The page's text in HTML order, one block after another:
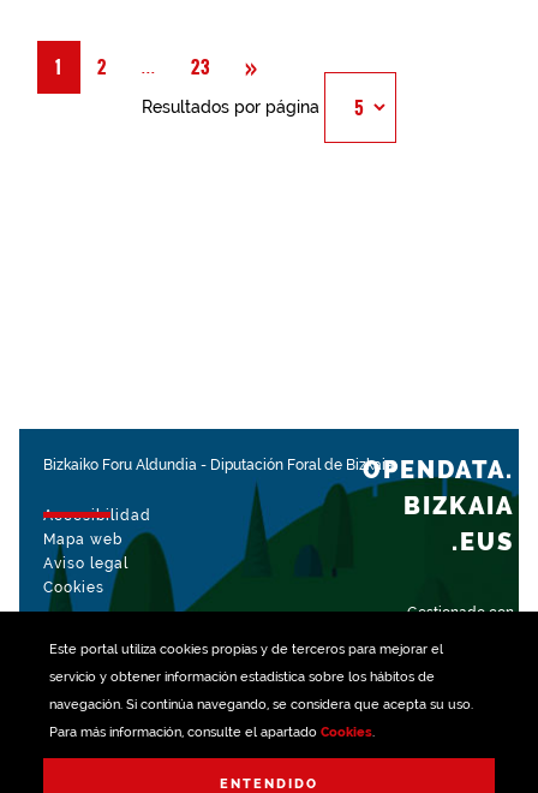
Este portal utiliza cookiespropias y de terceros para mejorar el
servicio y obtener información estadística sobre los hábitos de
navegación. Si continúa navegando, se considera que acepta su uso.
Para más información, consulte el apartado Cookies.
ENTENDIDO
1 2 Página
... 23 » Siguiente
Resultados por página
Bizkaiko Foru Aldundia - Diputación Foral de Bizkaia
Accesibilidad
Mapa web
Aviso legal
Cookies
Gestionado con
OPENDATA.
BIZKAIA
.EUS